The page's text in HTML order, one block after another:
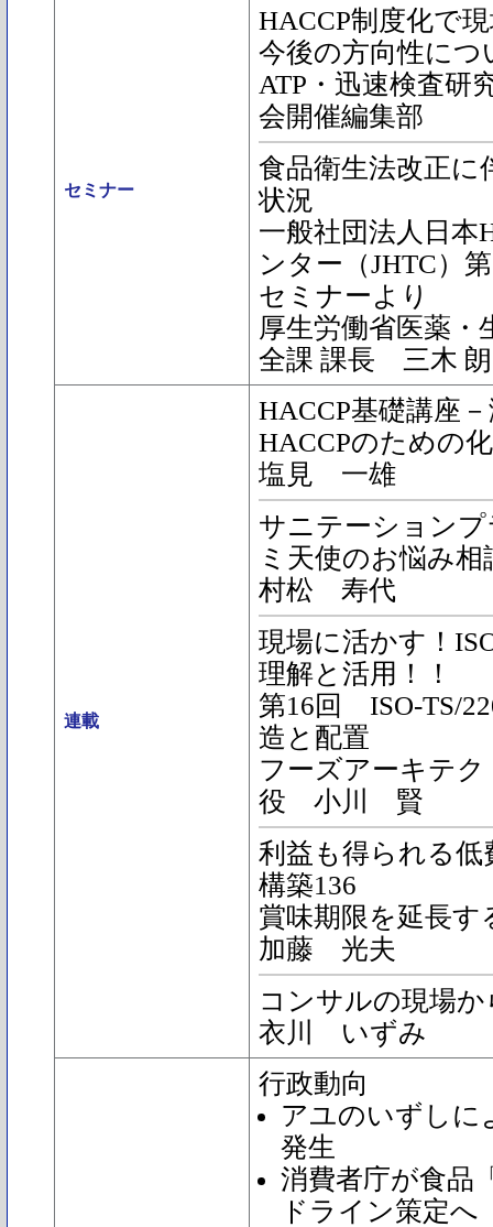
セミナー
HACCP制度化で
今後の方向性につ
ATP・迅速検査研
会開催編集部
食品衛生法改正に
状況
一般社団法人日本
ンター（JHTC）
セミナーより
厚生労働省医薬・
全課 課長 三木
連載
HACCP基礎講座
HACCPのための
塩見 一雄
サニテーション
ミ天使のお悩み相
村松 寿代
現場に活かす！
理解と活用！！
第16回 ISO-TS/
造と配置
フーズアーキテ
役 小川 賢
利益も得られる低
構築136
賞味期限を延長す
加藤 光夫
コンサルの現場
衣川 いずみ
行政動向
アユのいずしに
発生
消費者庁が食品
ドライン策定へ